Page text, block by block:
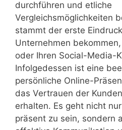
durchführen und etliche
Vergleichsmöglichkeiten
stammt der erste
Unternehmen
oder Ihren Social-Media-
Infolgedessen ist eine
persönliche Online-
das Vertrauen der
erhalten. Es geht nicht
präsent zu sein, sondern